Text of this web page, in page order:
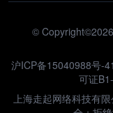
©
沪ICP备15040988号-41
可证
上海走起网络科技有